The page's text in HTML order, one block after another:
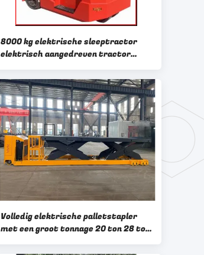
8000 kg elektrische sleeptractor
elektrisch aangedreven tractor
Volledig elektrische palletstapler
met een groot tonnage 20 ton 28 ton